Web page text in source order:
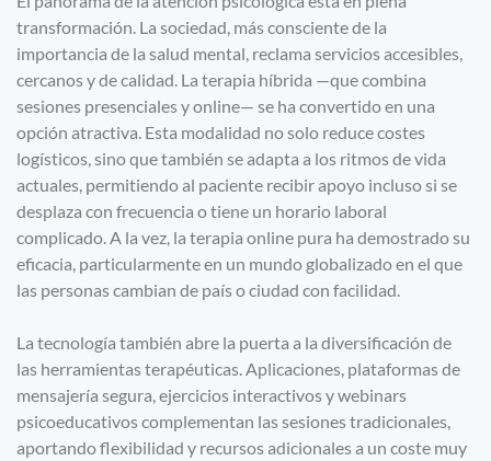
transformación. La sociedad, más consciente de la
importancia de la salud mental, reclama servicios accesibles,
cercanos y de calidad. La terapia híbrida —que combina
sesiones presenciales y online— se ha convertido en una
opción atractiva. Esta modalidad no solo reduce costes
logísticos, sino que también se adapta a los ritmos de vida
actuales, permitiendo al paciente recibir apoyo incluso si se
desplaza con frecuencia o tiene un horario laboral
complicado. A la vez, la terapia online pura ha demostrado su
eficacia, particularmente en un mundo globalizado en el que
las personas cambian de país o ciudad con facilidad.
La tecnología también abre la puerta a la diversificación de
las herramientas terapéuticas. Aplicaciones, plataformas de
mensajería segura, ejercicios interactivos y webinars
psicoeducativos complementan las sesiones tradicionales,
aportando flexibilidad y recursos adicionales a un coste muy